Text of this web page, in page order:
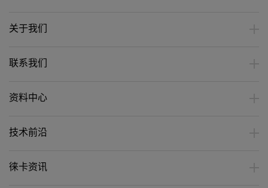
关于我们
联系我们
资料中心
技术前沿
徕卡资讯